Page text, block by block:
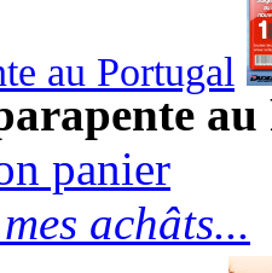
au Portugal
panier
achâts...